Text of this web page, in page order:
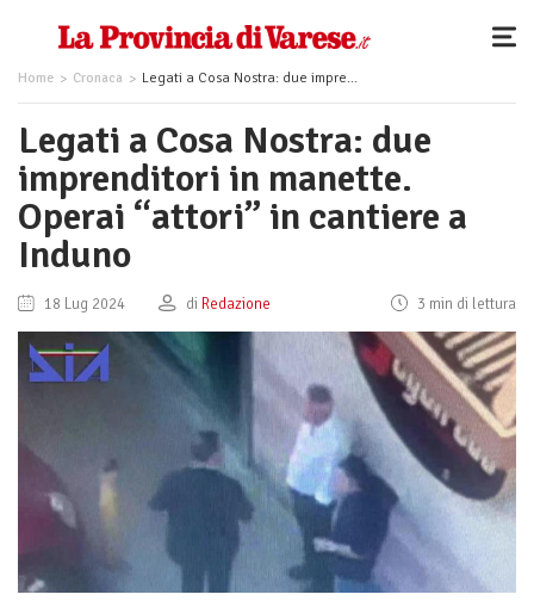
Home Cronaca Legati a Cosa Nostra: due imprenditori in manette. Operai “attori” in cantiere a Induno
Legati a Cosa Nostra: due
imprenditori in manette.
Operai “attori” in cantiere a
Induno
18 Lug 2024 di Redazione 3 min di lettura